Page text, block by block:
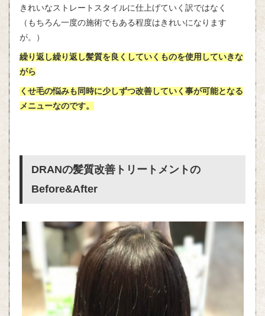
きれいなストレートスタイルに仕上げていく訳ではなく
（もちろん一度の施術でもある程度はきれいになります
が。）
繰り返し繰り返し髪質を良くしていくものを使用していきな
がら
くせ毛の悩みも同時に少しずつ改善していく事が可能となる
メニューなのです。
DRANの髪質改善トリートメントの
Before&After